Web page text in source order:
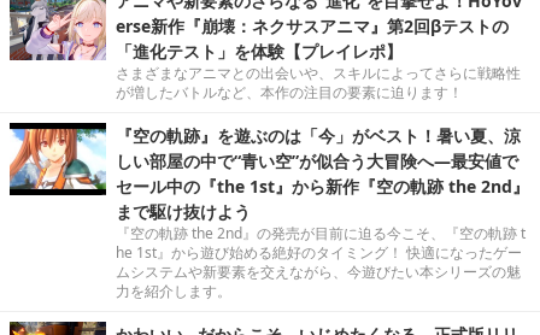
erse新作『崩壊：ネクサスアニマ』第2回βテストの
「進化テスト」を体験【プレイレポ】
さまざまなアニマとの出会いや、スキルによってさらに戦略性
が増したバトルなど、本作の注目の要素に迫ります！
『空の軌跡』を遊ぶのは「今」がベスト！暑い夏、涼
しい部屋の中で“青い空”が似合う大冒険へ―最安値で
セール中の『the 1st』から新作『空の軌跡 the 2nd』
まで駆け抜けよう
『空の軌跡 the 2nd』の発売が目前に迫る今こそ、『空の軌跡 t
he 1st』から遊び始める絶好のタイミング！ 快適になったゲー
ムシステムや新要素を交えながら、今遊びたい本シリーズの魅
力を紹介します。